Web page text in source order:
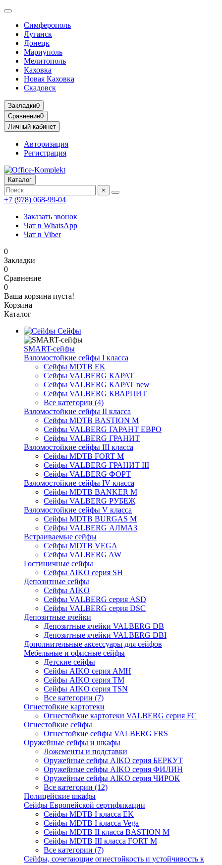
Симферополь
Луганск
Донецк
Мариуполь
Мелитополь
Каховка
Новая Каховка
Скадовск
Закладки0
Сравнение0
Личный кабинет
Авторизация
Регистрация
Каталог
×
+7 (978) 068-99-04
Заказать звонок
Чат в WhatsApp
Чат в Viber
0
Закладки
0
Сравнение
0
Ваша корзина пуста!
Корзина
Каталог
Сейфы
SMART-сейфы
Взломостойкие сейфы I класса
Сейфы MDTB EK
Сейфы VALBERG КАРАТ
Сейфы VALBERG КАРАТ new
Сейфы VALBERG КВАРЦИТ
Все категории (4)
Взломостойкие сейфы II класса
Сейфы MDTB BASTION M
Сейфы VALBERG ГАРАНТ ЕВРО
Сейфы VALBERG ГРАНИТ
Взломостойкие сейфы III класса
Сейфы MDTB FORT M
Сейфы VALBERG ГРАНИТ III
Сейфы VALBERG ФОРТ
Взломостойкие сейфы IV класса
Сейфы MDTB BANKER M
Сейфы VALBERG РУБЕЖ
Взломостойкие сейфы V класса
Сейфы MDTB BURGAS M
Сейфы VALBERG АЛМАЗ
Встраиваемые сейфы
Сейфы MDTB VEGA
Сейфы VALBERG AW
Гостиничные сейфы
Сейфы AIKO серия SH
Депозитные сейфы
Сейфы AIKO
Сейфы VALBERG серия ASD
Сейфы VALBERG серия DSC
Депозитные ячейки
Депозитные ячейки VALBERG DB
Депозитные ячейки VALBERG DBI
Дополнительные аксессуары для сейфов
Мебельные и офисные сейфы
Детские сейфы
Сейфы AIKO серия AMH
Сейфы AIKO серия TM
Сейфы AIKO серия TSN
Все категории (7)
Огнестойкие картотеки
Огнестойкие картотеки VALBERG серия FC
Огнестойкие сейфы
Огнестойкие сейфы VALBERG FRS
Оружейные сейфы и шкафы
Ложементы и подставки
Оружейные сейфы AIKO серия БЕРКУТ
Оружейные сейфы AIKO серия ФИЛИН
Оружейные сейфы AIKO серия ЧИРОК
Все категории (12)
Полицейские шкафы
Сейфы Европейской сертификации
Сейфы MDTB I класса EK
Сейфы MDTB I класса Vega
Сейфы MDTB II класса BASTION M
Сейфы MDTB III класса FORT M
Все категории (7)
Сейфы, сочетающие огнестойкость и устойчивость к